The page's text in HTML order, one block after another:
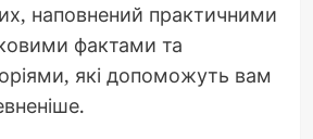
наповнений практичними
фактами та
які допоможуть вам